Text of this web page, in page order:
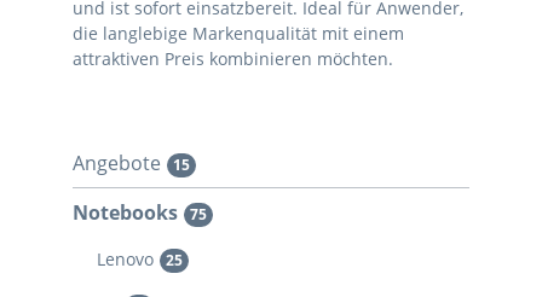
und ist sofort einsatzbereit. Ideal für Anwender,
die langlebige Markenqualität mit einem
attraktiven Preis kombinieren möchten.
Angebote 15
Notebooks 75
Lenovo 25